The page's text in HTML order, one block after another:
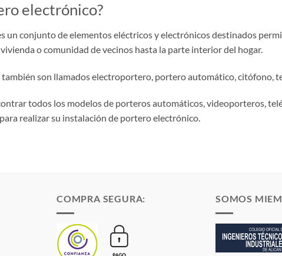
electrónico?
un conjunto de elementos eléctricos y electrónicos destinados
o comunidad de vecinos hasta la parte interior del hogar.
son llamados electroportero, portero automático, citófono,
todos los modelos de porteros automáticos, videoporteros,
realizar su instalación de portero electrónico.
COMPRA SEGURA: SOMOS